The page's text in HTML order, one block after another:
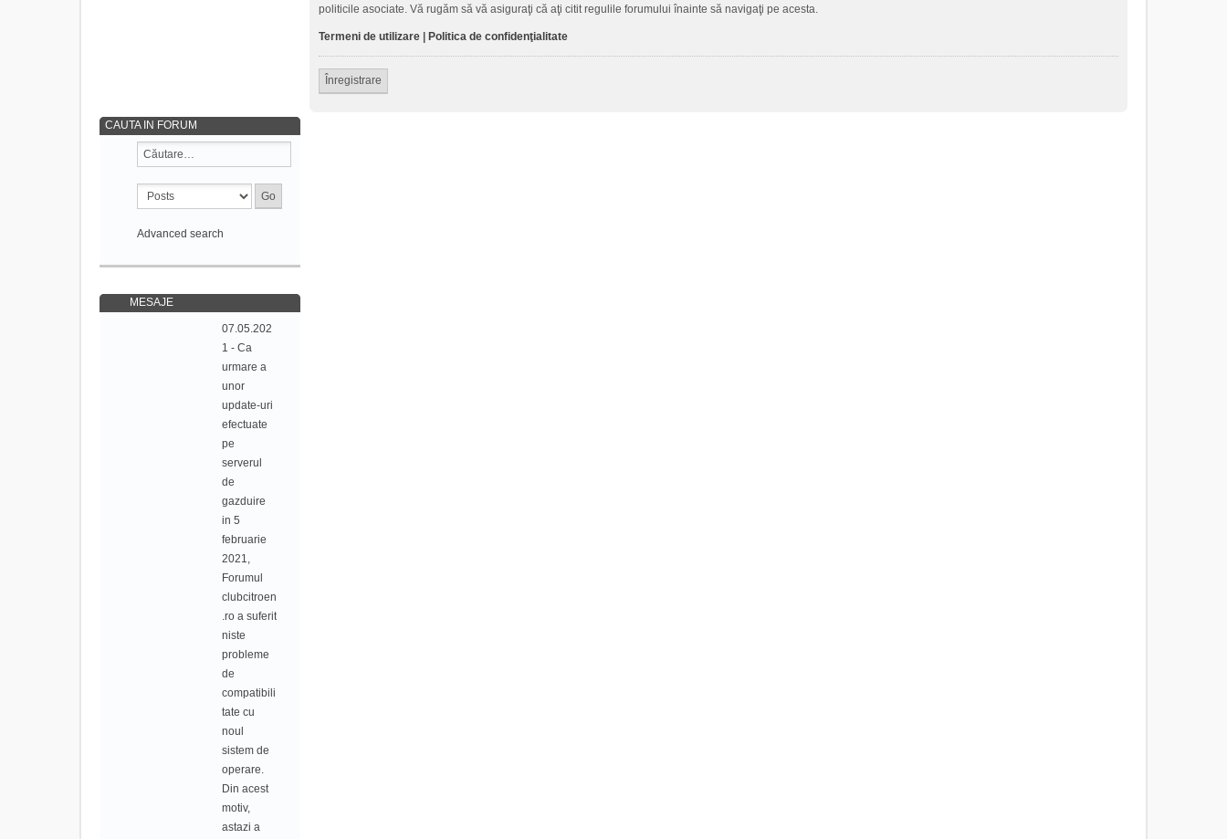
politicile asociate. Vă rugăm să vă asiguraţi că aţi citit regulile forumului înainte să navigaţi pe acesta.
Termeni de utilizare Politica de confidenţialitate
Înregistrare
CAUTA IN FORUM
Advanced search
MESAJE
07.05.202
1 - Ca
urmare a
unor
update-uri
efectuate
pe
serverul
de
gazduire
in 5
februarie
2021,
Forumul
clubcitroen
.ro a suferit
niste
probleme
de
compatibili
tate cu
noul
sistem de
operare.
Din acest
motiv,
astazi a